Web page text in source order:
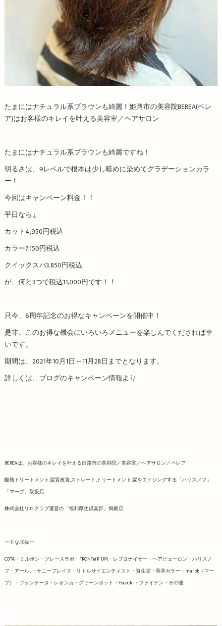
たまにはナチュラル系ブラウンも綺麗！姫路市の美容院BEREA(ベレ
ア)はお客様のキレイを叶える美容室／ヘアサロン
たまにはナチュラル系ブラウンも綺麗ですね！
明るさは、9レベルで根本は少し暗めに染めてグラデーションカラ
ー！
今回はキャンペーン料金！！
平日なら↓
カット4,950円税込
カラー7,150円税込
クイックスパ3,850円税込
が、何と3つで税込11,000円です！！
只今、6周年記念のお得なキャンペーンを開催中！
是非、このお得な機会にいろいろメニューを楽しんでくだされば幸
いです。
期間は、2021年10月1日～11月28日までとなります。
詳しくは、ブログのキャンペーン情報より
BEREAは、お客様のキレイを叶える姫路市の美容院／美容室／ヘアサロン／ベレア
酸熱トリートメント,髪質改善,ストレート,トリートメント,髪をエイジングする「ハリスノフ」
「マーブ」取扱店
株式会社リロクラブ運営の「福利厚生倶楽部」掲載店
ー主な取扱ー
COTA・ミルボン・グレースラボ・FRONTe(P-UP)・レプロナイザー・ヘアビューロン・ハリスノ
フ・アール J・サニープレイス・リトルサイエンティスト・資生堂・香草カラー・marbb（マー
ブ）・フォンテーヌ・レオンカ・グリーンポット・Hazuki・ファイテン・その他